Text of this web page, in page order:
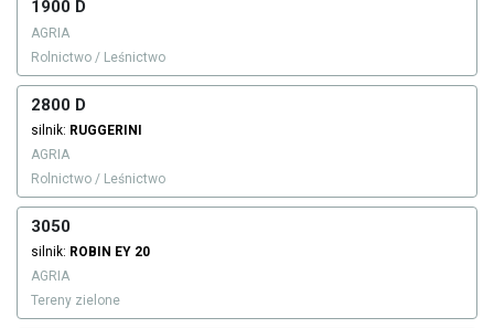
1900 D
AGRIA
Rolnictwo / Leśnictwo
2800 D
silnik: RUGGERINI
AGRIA
Rolnictwo / Leśnictwo
3050
silnik: ROBIN EY 20
AGRIA
Tereny zielone